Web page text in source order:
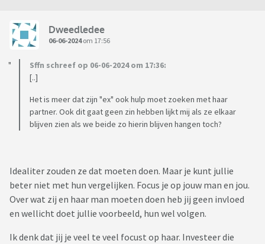
Dweedledee
06-06-2024om 17:56
Sffn schreef op 06-06-2024 om 17:36:
[..]
Het is meer dat zijn "ex" ook hulp moet zoeken met haar
partner. Ook dit gaat geen zin hebben lijkt mij als ze elkaar
blijven zien als we beide zo hierin blijven hangen toch?
Idealiter zouden ze dat moeten doen. Maar je kunt jullie
beter niet met hun vergelijken. Focus je op jouw man en jou.
Over wat zij en haar man moeten doen heb jij geen invloed
en wellicht doet jullie voorbeeld, hun wel volgen.
Ik denk dat jij je veel te veel focust op haar. Investeer die